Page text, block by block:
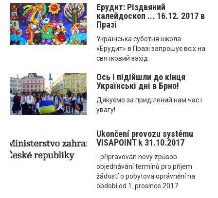
Ерудит: Різдвяний
калейдоскоп ... 16.12. 2017 в
Празі
Українська суботня школа
«Ерудит» в Празі запрошує всіх на
святковий захід
Ось і підійшли до кінця
Українські дні в Брно!
Дякуємо за приділений нам час і
увагу!
Ukončení provozu systému
VISAPOINT k 31.10.2017
- připravován nový způsob
objednávání termínů pro příjem
žádostí o pobytová oprávnění na
období od 1. prosince 2017